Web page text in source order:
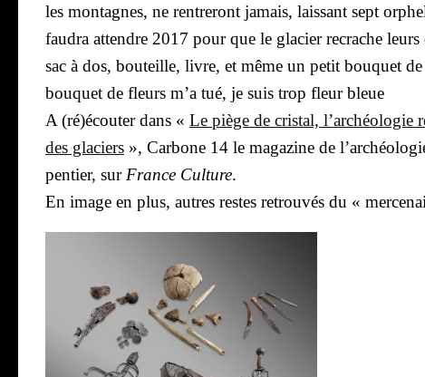
les mon­tagnes, ne ren­tre­ront jamais, lais­sant sept
fau­dra attendre 2017 pour que le gla­cier recrache leurs
sac à dos, bou­teille, livre, et même un petit bou­quet
bou­quet de fleurs m’a tué, je suis trop fleur bleue
A (ré)écouter dans « Le piège de cris­tal, l’ar­chéo­lo­gie
des gla­ciers », Car­bone 14 le maga­zine de
pen­tier, sur France Culture.
En image en plus, autres restes retrou­vés du «